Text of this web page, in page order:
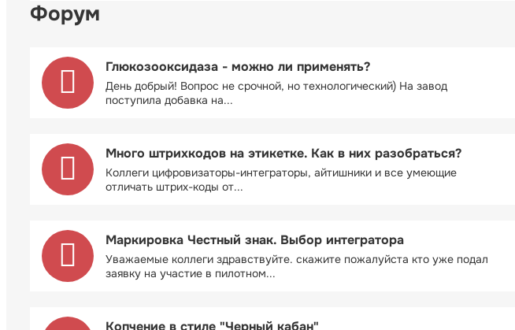
Форум
Глюкозооксидаза - можно ли применять?
День добрый! Вопрос не срочной, но технологический) На завод
поступила добавка на...
Много штрихкодов на этикетке. Как в них разобраться?
Коллеги цифровизаторы-интеграторы, айтишники и все умеющие
отличать штрих-коды от...
Маркировка Честный знак. Выбор интегратора
Уважаемые коллеги здравствуйте. скажите пожалуйста кто уже подал
заявку на участие в пилотном...
Копчение в стиле "Черный кабан"